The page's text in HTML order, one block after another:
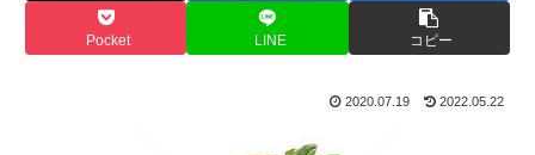
Pocket LINE コピー
2020.07.19 2022.05.22